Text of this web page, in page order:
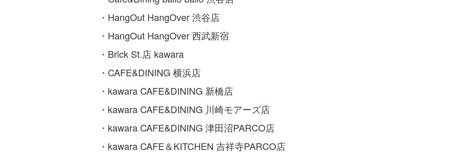
・HangOut HangOver 渋谷店
・HangOut HangOver 西武新宿
・Brick St.店 kawara
・CAFE&DINING 横浜店
・kawara CAFE&DINING 新橋店
・kawara CAFE&DINING 川崎モアーズ店
・kawara CAFE&DINING 津田沼PARCO店
・kawara CAFE＆KITCHEN 吉祥寺PARCO店